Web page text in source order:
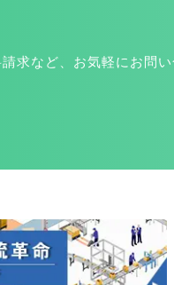
求など、お気軽にお問い